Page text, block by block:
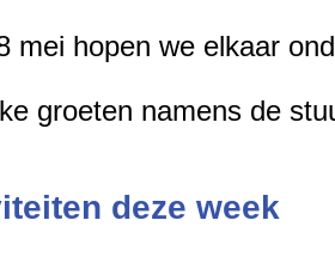
mei hopen we elkaar
groeten namens de
deze week